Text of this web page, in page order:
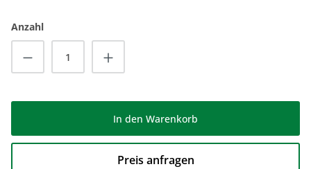
Anzahl
Produkt Anzahl: Gib den gewünschten
In den Warenkorb
Preis anfragen